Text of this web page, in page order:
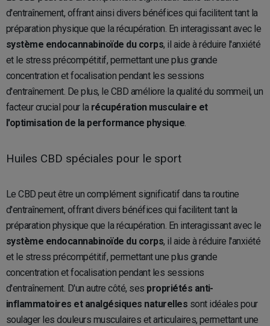
d'entraînement, offrant ainsi divers bénéfices qui facilitent tant la
préparation physique que la récupération. En interagissant avec le
système endocannabinoïde du corps, il aide à réduire l'anxiété
et le stress précompétitif, permettant une plus grande
concentration et focalisation pendant les sessions
d'entraînement. De plus, le CBD améliore la qualité du sommeil, un
facteur crucial pour larécupération musculaire et
l'optimisation de la performance physique.
Huiles CBD spéciales pour le sport
Le CBD peut être un complément significatif dans ta routine
d'entraînement, offrant divers bénéfices qui facilitent tant la
préparation physique que la récupération. En interagissant avec le
système endocannabinoïde du corps, il aide à réduire l'anxiété
et le stress précompétitif, permettant une plus grande
concentration et focalisation pendant les sessions
d'entraînement. D'un autre côté, ses propriétés anti-
inflammatoires et analgésiques naturelles sont idéales pour
soulager les douleurs musculaires et articulaires, permettant une